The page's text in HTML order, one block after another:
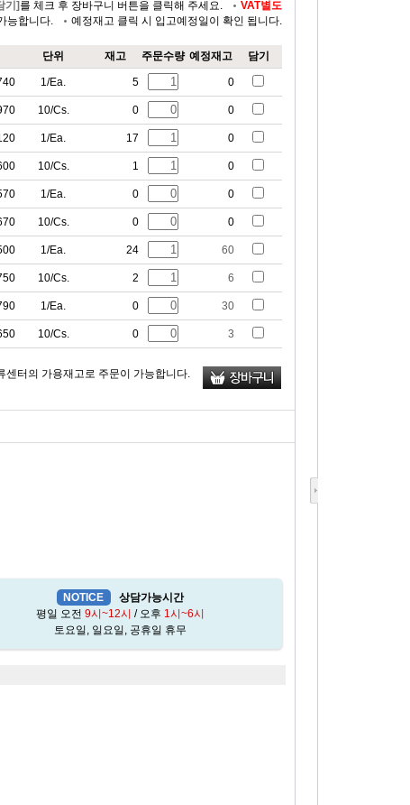
기] 를 체크 후 장바구니 버튼을 클릭해 주세요.
VAT별도
능합니다. 예정재고 클릭 시 입고예정일이 확인 됩니다.
단위 재고 주문수량 예정재고 담기
1/Ea. 5 0
10/Cs. 0 0
1/Ea. 17 0
10/Cs. 1 0
1/Ea. 0 0
10/Cs. 0 0
1/Ea. 24 60
10/Cs. 2 6
1/Ea. 0 30
10/Cs. 0 3
센터의 가용재고로 주문이 가능합니다.
NOTICE
상담가능시간
평일 오전 9시~12시 / 오후 1시~6시
토요일, 일요일, 공휴일 휴무